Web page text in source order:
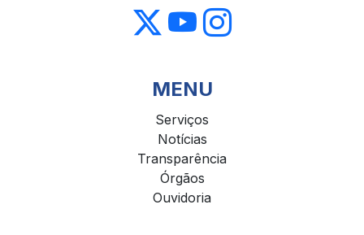
MENU
Serviços
Notícias
Transparência
Órgãos
Ouvidoria